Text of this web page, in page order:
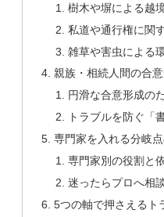
樹木や塀による越
私道や通行権に関
雑草や害虫による
親族・相続人間の合
円滑な合意形成の
トラブルを防ぐ「
専門家を入れる分岐
専門家別の役割と
迷ったらプロへ相
5つの軸で押さえるト